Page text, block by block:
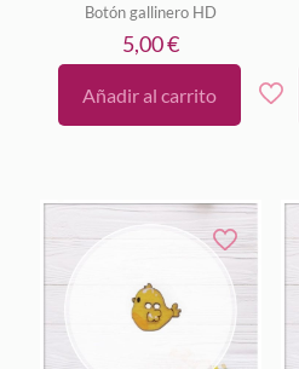
Botón gallinero HD
5,00€
Añadir al carrito